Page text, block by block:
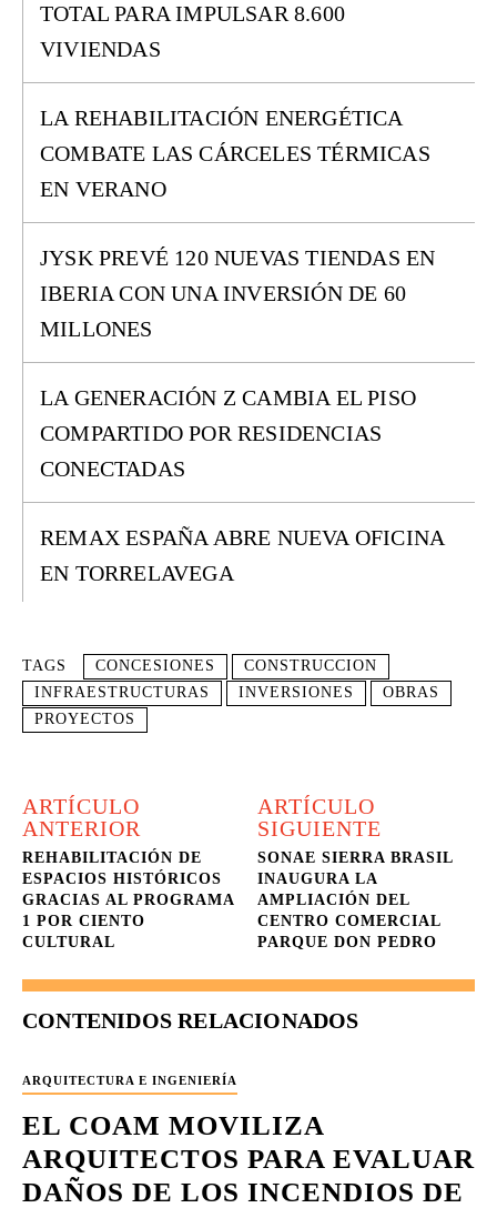
TOTAL PARA IMPULSAR 8.600
VIVIENDAS
LA REHABILITACIÓN ENERGÉTICA
COMBATE LAS CÁRCELES TÉRMICAS
EN VERANO
JYSK PREVÉ 120 NUEVAS TIENDAS EN
IBERIA CON UNA INVERSIÓN DE 60
MILLONES
LA GENERACIÓN Z CAMBIA EL PISO
COMPARTIDO POR RESIDENCIAS
CONECTADAS
REMAX ESPAÑA ABRE NUEVA OFICINA
EN TORRELAVEGA
TAGS CONCESIONES
CONSTRUCCION
INFRAESTRUCTURAS
INVERSIONES
OBRAS
PROYECTOS
ARTÍCULO
ANTERIOR
REHABILITACIÓN DE
ESPACIOS HISTÓRICOS
GRACIAS AL PROGRAMA
1 POR CIENTO
CULTURAL
ARTÍCULO
SIGUIENTE
SONAE SIERRA BRASIL
INAUGURA LA
AMPLIACIÓN DEL
CENTRO COMERCIAL
PARQUE DON PEDRO
CONTENIDOS RELACIONADOS
ARQUITECTURA E INGENIERÍA
EL COAM MOVILIZA
ARQUITECTOS PARA EVALUAR
DAÑOS DE LOS INCENDIOS DE